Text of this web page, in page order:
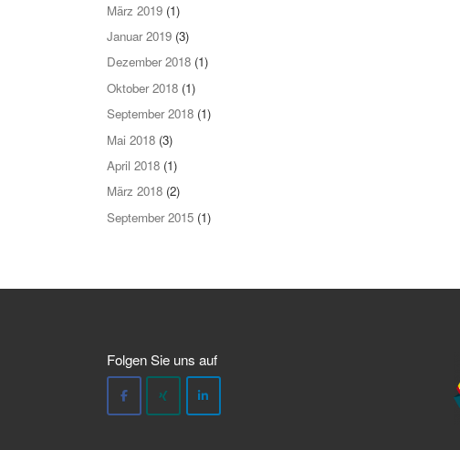
März 2019 (1)
Januar 2019 (3)
Dezember 2018 (1)
Oktober 2018 (1)
September 2018 (1)
Mai 2018 (3)
April 2018 (1)
März 2018 (2)
September 2015 (1)
Folgen Sie uns auf